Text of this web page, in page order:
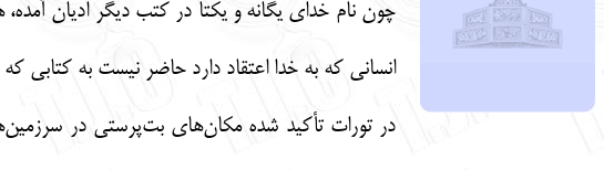
چون نام خدای یگانه و یکتا در کتب دیگر ادیان
انسانی که به خدا اعتقاد دارد حاضر نیست به کتابی
در تورات تأکید شده مکان‌های بت‌پرستی در